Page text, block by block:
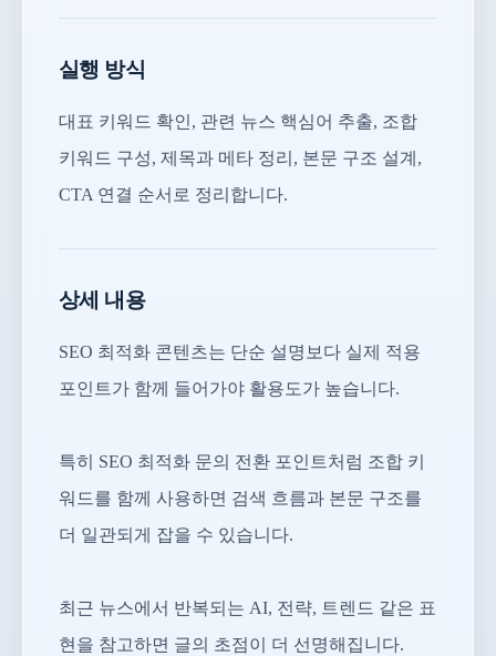
실행 방식
대표 키워드 확인, 관련 뉴스 핵심어 추출, 조합
키워드 구성, 제목과 메타 정리, 본문 구조 설계,
CTA 연결 순서로 정리합니다.
상세 내용
SEO 최적화 콘텐츠는 단순 설명보다 실제 적용
포인트가 함께 들어가야 활용도가 높습니다.
특히 SEO 최적화 문의 전환 포인트처럼 조합 키
워드를 함께 사용하면 검색 흐름과 본문 구조를
더 일관되게 잡을 수 있습니다.
최근 뉴스에서 반복되는 AI, 전략, 트렌드 같은 표
현을 참고하면 글의 초점이 더 선명해집니다.